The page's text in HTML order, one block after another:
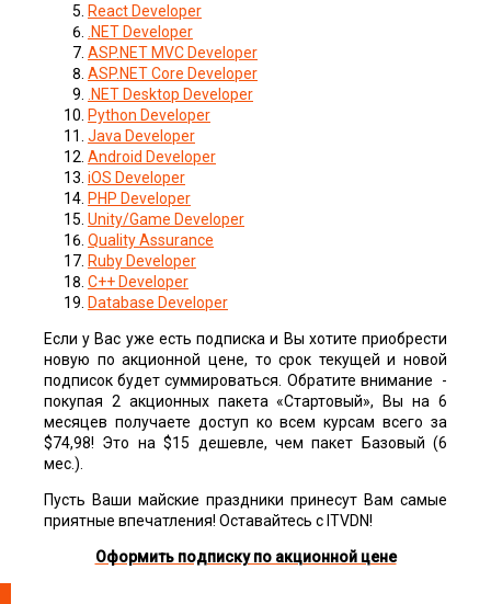
React Developer
.NET Developer
ASP.NET MVC Developer
ASP.NET Core Developer
.NET Desktop Developer
Python Developer
Java Developer
Android Developer
iOS Developer
PHP Developer
Unity/Game Developer
Quality Assurance
Ruby Developer
C++ Developer
Database Developer
Если у Вас уже есть подписка и Вы хотите приобрести
новую по акционной цене, то срок текущей и новой
подписок будет суммироваться. Обратите внимание -
покупая 2 акционных пакета «Стартовый», Вы на 6
месяцев получаете доступ ко всем курсам всего за
$74,98! Это на $15 дешевле, чем пакет Базовый (6
мес.).
Пусть Ваши майские праздники принесут Вам самые
приятные впечатления! Оставайтесь с ITVDN!
Оформить подписку по акционной цене